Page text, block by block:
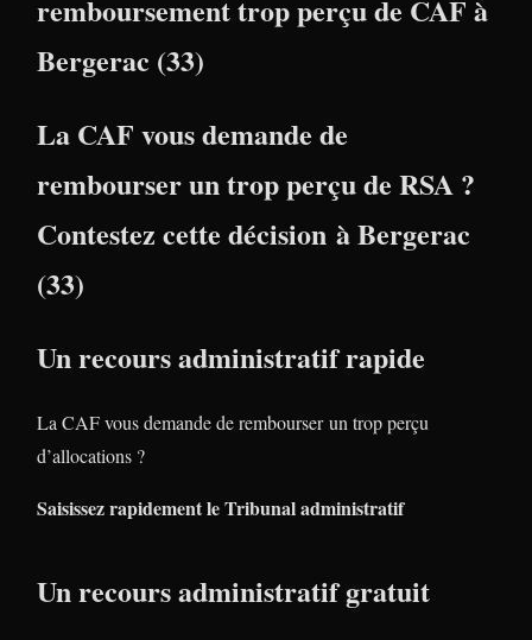
remboursement trop perçu de CAF à
Bergerac (33)
La CAF vous demande de
rembourser un trop perçu de RSA ?
Contestez cette décision à Bergerac
(33)
Un recours administratif rapide
La CAF vous demande de rembourser un trop perçu
d’allocations ?
Saisissez rapidement le Tribunal administratif
Un recours administratif gratuit